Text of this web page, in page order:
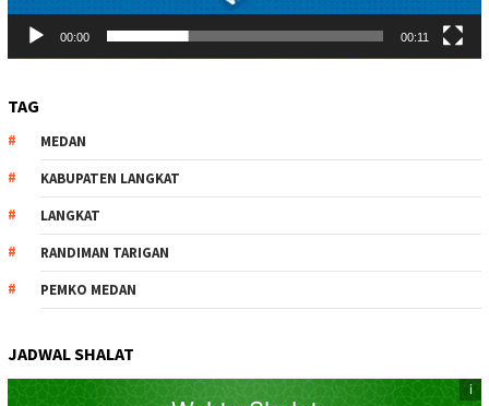
00:00 00:11
TAG
MEDAN
KABUPATEN LANGKAT
LANGKAT
RANDIMAN TARIGAN
PEMKO MEDAN
JADWAL SHALAT